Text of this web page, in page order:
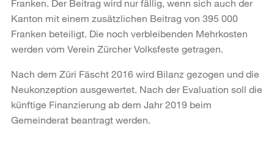
Franken. Der Beitrag wird nur fällig, wenn sich auch der
Kanton mit einem zusätzlichen Beitrag von 395 000
Franken beteiligt. Die noch verbleibenden Mehrkosten
werden vom Verein Zürcher Volksfeste getragen.
Nach dem Züri Fäscht 2016 wird Bilanz gezogen und die
Neukonzeption ausgewertet. Nach der Evaluation soll die
künftige Finanzierung ab dem Jahr 2019 beim
Gemeinderat beantragt werden.